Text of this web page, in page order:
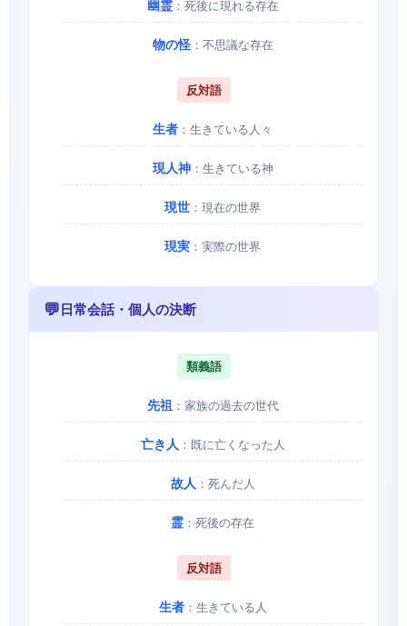
幽霊：死後に現れる存在
物の怪：不思議な存在
反対語
生者 ：生きている人々
現人神：生きている神
現世 ：現在の世界
現実 ：実際の世界
💬日常会話・個人の決断
類義語
先祖 ：家族の過去の世代
亡き人 ：既に亡くなった人
故人 ：死んだ人
霊 ：死後の存在
反対語
生者：生きている人